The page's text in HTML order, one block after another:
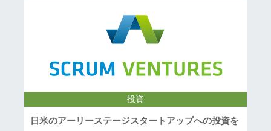
投資
日米のアーリーステージスタートアップへの投資を